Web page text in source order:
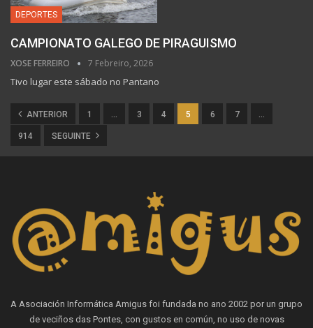
DEPORTES
CAMPIONATO GALEGO DE PIRAGUISMO
XOSE FERREIRO 7 Febreiro, 2026
Tivo lugar este sábado no Pantano
ANTERIOR 1 … 3 4 5 6 7 …
914 SEGUINTE
A Asociación Informática Amigus foi fundada no ano 2002 por un grupo
de veciños das Pontes, con gustos en común, no uso de novas